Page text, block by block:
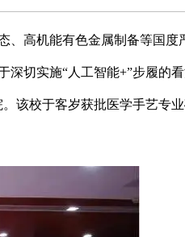
高机能有色金属制备等国度
切实施“人工智能+”步履的
该校于客岁获批医学手艺专